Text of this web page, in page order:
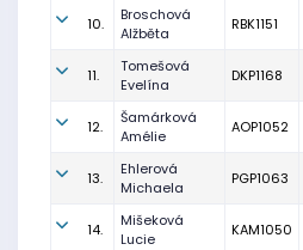
10.
Broschová
Alžběta
RBK1151
11.
Tomešová
Evelína
DKP1168
12.
Šamárková
Amélie
AOP1052
13.
Ehlerová
Michaela
PGP1063
14.
Mišeková
Lucie
KAM1050